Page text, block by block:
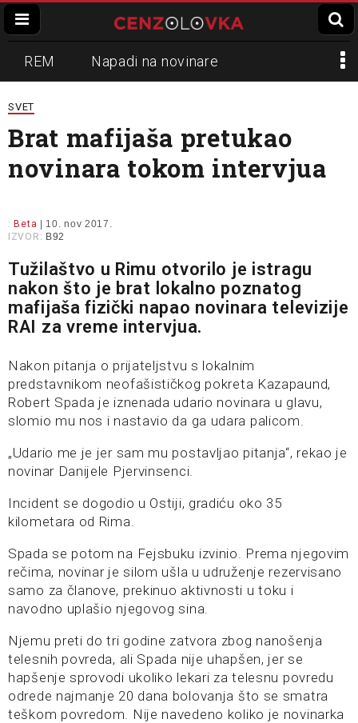
REM Napadi na novinare
Zvučni top
Propaganda Lokalni mediji
Informer Slavko Ćuruvija
SVET
Brat mafijaša pretukao
novinara tokom intervjua
: Beta | 10. nov 2017.
IZVOR: B92
Tužilaštvo u Rimu otvorilo je istragu
nakon što je brat lokalno poznatog
mafijaša fizički napao novinara televizije
RAI za vreme intervjua.
Nakon pitanja o prijateljstvu s lokalnim
predstavnikom neofašističkog pokreta Kazapaund,
Robert Spada je iznenada udario novinara u glavu,
slomio mu nos i nastavio da ga udara palicom.
„Udario me je jer sam mu postavljao pitanja“, rekao je
novinar Danijele Pjervinsenci.
Incident se dogodio u Ostiji, gradiću oko 35
kilometara od Rima.
Spada se potom na Fejsbuku izvinio. Prema njegovim
rečima, novinar je silom ušla u udruženje rezervisano
samo za članove, prekinuo aktivnosti u toku i
navodno uplašio njegovog sina.
Njemu preti do tri godine zatvora zbog nanošenja
telesnih povreda, ali Spada nije uhapšen, jer se
hapšenje sprovodi ukoliko lekari za telesnu povredu
odrede najmanje 20 dana bolovanja što se smatra
teškom povredom. Nije navedeno koliko je novinarka